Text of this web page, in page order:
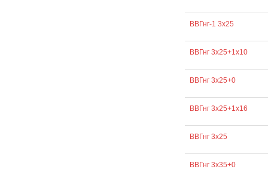
ВВГнг-1 3х25
ВВГнг 3х25+1х10
ВВГнг 3х25+0
ВВГнг 3х25+1х16
ВВГнг 3х25
ВВГнг 3х35+0